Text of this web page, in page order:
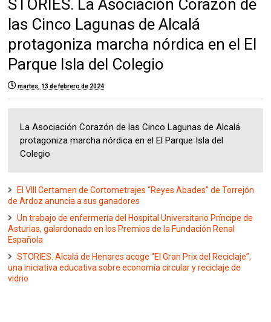
STORIES. La Asociación Corazón de
las Cinco Lagunas de Alcalá
protagoniza marcha nórdica en el El
Parque Isla del Colegio
martes, 13 de febrero de 2024
La Asociación Corazón de las Cinco Lagunas de Alcalá
protagoniza marcha nórdica en el El Parque Isla del
Colegio
El VIII Certamen de Cortometrajes “Reyes Abades” de Torrejón
de Ardoz anuncia a sus ganadores
Un trabajo de enfermería del Hospital Universitario Príncipe de
Asturias, galardonado en los Premios de la Fundación Renal
Española
STORIES. Alcalá de Henares acoge “El Gran Prix del Reciclaje”,
una iniciativa educativa sobre economía circular y reciclaje de
vidrio